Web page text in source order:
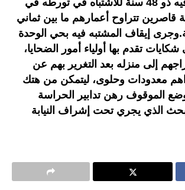
بالداخلة مشتبها فيه ذو 48 سنة للاشتباه في تورطه في
تتراوح أعمارهم ما بين ثماني
و 12 سنة.وجرى إيقاف المشتبه فيه بحي الوحدة
شكايات تقدم بها أولياء أمور الضحايا،
إلى منزله بعد التغرير بهم عن
معدودات وحلوى، ليتمكن من هتك
الموقوف رهن تدابير الحراسة
الذي يجري تحت إشراف النيابة